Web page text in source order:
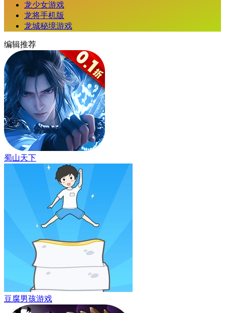
龙少女游戏
龙将手机版
龙城秘境游戏
编辑推荐
蜀山天下
豆腐男孩游戏